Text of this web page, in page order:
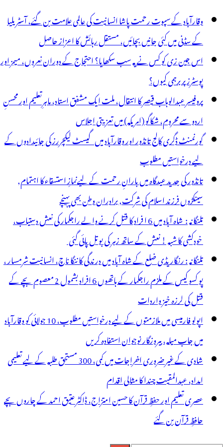
میں
آرایس
دستبردار:
ریڈی
وقارآباد کے سپوت رحمت پاشا انسانیت کی عالمی علامت بن گئے، آسٹریلیا
کے سڈنی میں کئی جانیں بچائیں، مستقل رہائش کا اعزاز حاصل
اس جین زی کو کس نے یہ سب سکھایا؟ احتجاج کے دوران نعروں، میمز اور
پوسٹرز پر برہمی کیوں؟
پروفیسر عبدالوہاب قیصر کا انتقال، ملت ایک مشفق استاد، ماہرِتعلیم اور محسنِ
اردو سے محروم، شکاگو (امریکہ) میں تعزیتی اجلاس
گورنمنٹ ڈگری کالج تانڈور اور وقارآباد میں گیسٹ لیکچررز کی جائیدادوں کے
لیے درخواستیں مطلوب
تانڈور کی جدید عیدگاہ میں بارانِ رحمت کے لیےنمازِ استسقاء کا اہتمام,
سینکڑوں فرزند اسلام کی شرکت, برادران وطن بھی پہنچے
تلنگانہ : شاہ آباد میں 6 ا فراد کا قتل کرنے والے راجکمار کی نعش دستیاب،
خودکشی کا شبہ ! نعش کے ساتھ زہر کی بوتل پائی گئی
تلنگانہ : رنگاریڈی ضلع کے شاہ آباد میں درندگی کا ننگا ناچ، انسانیت شرمسار ،
پو کسو کیس کے ملزم راجکمار کے ہاتھوں 6 افراد بشمول 2 معصوم بچے کے
قتل کی لرزہ خیز واردات
اپولو فارمیسی میں ملازمتوں کے لیے درخواستیں مطلوب، 10 جولائی کو وقارآباد
میں جاب میلہ، بیروزگار نوجوان استفادہ کریں
شادی کے غیر ضروری اخراجات میں کمی، 300 مستحق طلبہ کے لیے تعلیمی
امداد، عبدالمقیت چندا کا مثالی اقدام
عصری تعلیم اور حفظِ قرآن کا حسین امتزاج، ڈاکٹر عتیق احمد کے چاروں بچے
حافظِ قرآن بن گئے